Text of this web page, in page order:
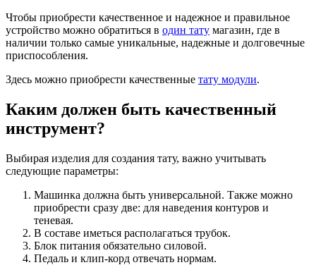
Чтобы приобрести качественное и надежное и правильное
устройство можно обратиться в один тату магазин, где в
наличии только самые уникальные, надежные и долговечные
приспособления.
Здесь можно приобрести качественные тату модули.
Каким должен быть качественный
инструмент?
Выбирая изделия для создания тату, важно учитывать
следующие параметры:
Машинка должна быть универсальной. Также можно
приобрести сразу две: для наведения контуров и
теневая.
В составе иметься располагаться трубок.
Блок питания обязательно силовой.
Педаль и клип-корд отвечать нормам.